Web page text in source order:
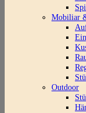
Mobiliar
Outdoor